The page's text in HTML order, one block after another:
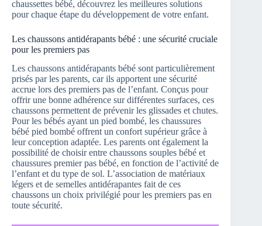
chaussettes bébé, découvrez les meilleures solutions
pour chaque étape du développement de votre enfant.
Les chaussons antidérapants bébé : une sécurité cruciale
pour les premiers pas
Les chaussons antidérapants bébé sont particulièrement
prisés par les parents, car ils apportent une sécurité
accrue lors des premiers pas de l’enfant. Conçus pour
offrir une bonne adhérence sur différentes surfaces, ces
chaussons permettent de prévenir les glissades et chutes.
Pour les bébés ayant un pied bombé, les chaussures
bébé pied bombé offrent un confort supérieur grâce à
leur conception adaptée. Les parents ont également la
possibilité de choisir entre chaussons souples bébé et
chaussures premier pas bébé, en fonction de l’activité de
l’enfant et du type de sol. L’association de matériaux
légers et de semelles antidérapantes fait de ces
chaussons un choix privilégié pour les premiers pas en
toute sécurité.